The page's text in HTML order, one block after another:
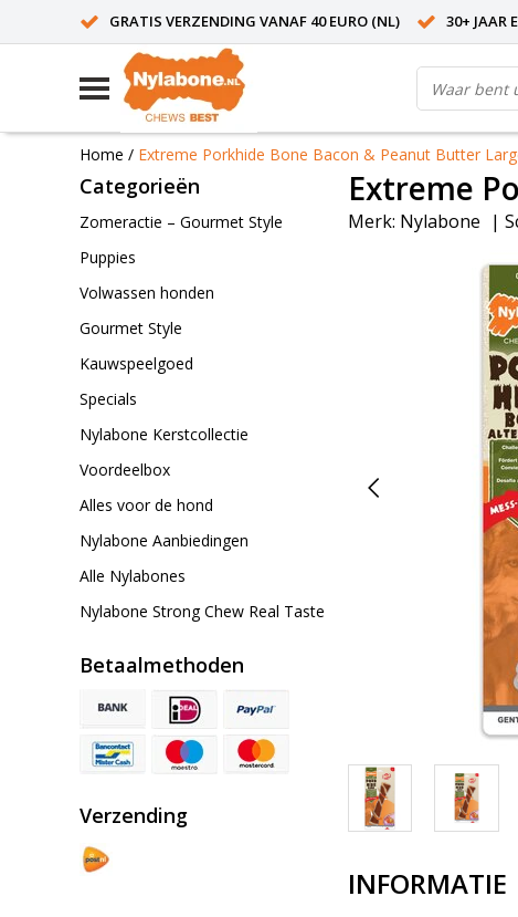
GRATIS VERZENDING VANAF 40 EURO (NL) 30+ JAAR
Home / Extreme Porkhide Bone Bacon & Peanut Butter
Categorieën
Zomeractie – Gourmet Style
Puppies
Volwassen honden
Gourmet Style
Kauwspeelgoed
Specials
Nylabone Kerstcollectie
Voordeelbox
Alles voor de hond
Nylabone Aanbiedingen
Alle Nylabones
Nylabone Strong Chew Real Taste
Betaalmethoden
Verzending
Extreme
Merk: Nylabone |
INFORMATIE